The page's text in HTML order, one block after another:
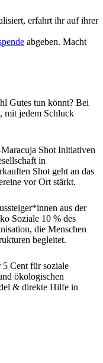
erfahrt ihr auf ihrer
abgeben. Macht
Gutes tun könnt? Bei
mit jedem Schluck
Shot Initiativen
in
Shot geht an das
vor Ort stärkt.
aus der
Soziale 10 % des
die Menschen
begleitet.
5 Cent für soziale
ökologischen
& direkte Hilfe in